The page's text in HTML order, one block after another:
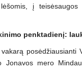
į
penktadienį:
posėdžiausianti
mero